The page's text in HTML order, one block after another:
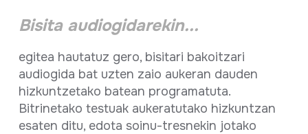
Bisita audiogidarekin...
egitea hautatuz gero, bisitari bakoitzari
audiogida bat uzten zaio aukeran dauden
hizkuntzetako batean programatuta.
Bitrinetako testuak aukeratutako hizkuntzan
esaten ditu, edota soinu-tresnekin jotako